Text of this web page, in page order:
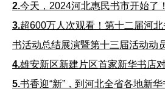
2.今天，2024河北惠民书市开始了！
3.超600万人次观看！第十二届河北
书活动总结展演暨第十三届活动动
4.雄安新区新建片区首家新华书店
5.书香迎“新”，到河北全省各地新华